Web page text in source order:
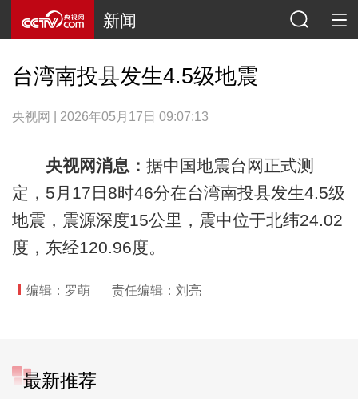
新闻
台湾南投县发生4.5级地震
央视网 | 2026年05月17日 09:07:13
央视网消息： 据中国地震台网正式测
定，5月17日8时46分在台湾南投县发生4.5级
地震，震源深度15公里，震中位于北纬24.02
度，东经120.96度。
编辑：罗萌 责任编辑：刘亮
最新推荐